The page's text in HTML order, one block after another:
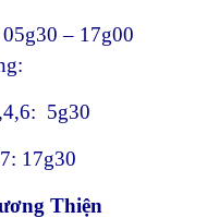
– 17g00
5g30
17g30
Thiện